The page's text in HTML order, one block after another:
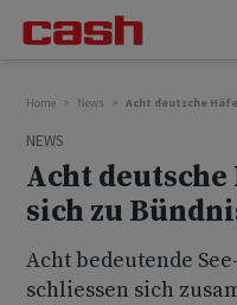
Home News Acht deutsche
NEWS
Acht
sich zu
Acht bedeutende
schliessen sich